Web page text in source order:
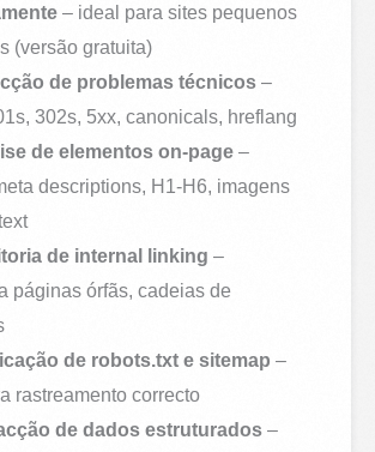
– ideal para sites pequenos
(versão gratuita)
de problemas técnicos –
302s, 5xx, canonicals, hreflang
de elementos on-page –
descriptions, H1-H6, imagens
de internal linking –
páginas órfãs, cadeias de
de robots.txt e sitemap –
rastreamento correcto
de dados estruturados –